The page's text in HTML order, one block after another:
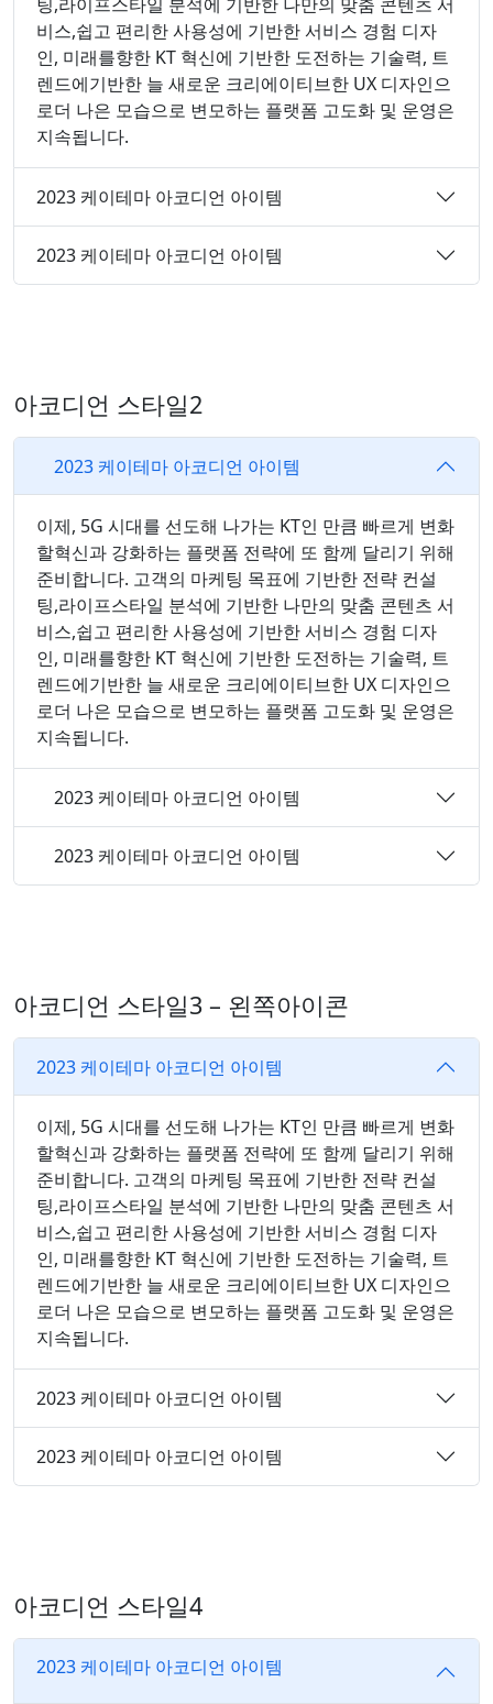
비스,쉽고 편리한 사용성에 기반한 서비스 경험 디자
인, 미래를향한 KT 혁신에 기반한 도전하는 기술력, 트
렌드에기반한 늘 새로운 크리에이티브한 UX 디자인으
로더 나은 모습으로 변모하는 플랫폼 고도화 및 운영은
지속됩니다.
2023 케이테마 아코디언 아이템
2023 케이테마 아코디언 아이템
아코디언 스타일2
2023 케이테마 아코디언 아이템
이제, 5G 시대를 선도해 나가는 KT인 만큼 빠르게 변화
할혁신과 강화하는 플랫폼 전략에 또 함께 달리기 위해
준비합니다. 고객의 마케팅 목표에 기반한 전략 컨설
팅,라이프스타일 분석에 기반한 나만의 맞춤 콘텐츠 서
비스,쉽고 편리한 사용성에 기반한 서비스 경험 디자
인, 미래를향한 KT 혁신에 기반한 도전하는 기술력, 트
렌드에기반한 늘 새로운 크리에이티브한 UX 디자인으
로더 나은 모습으로 변모하는 플랫폼 고도화 및 운영은
지속됩니다.
2023 케이테마 아코디언 아이템
2023 케이테마 아코디언 아이템
아코디언 스타일3 – 왼쪽아이콘
2023 케이테마 아코디언 아이템
이제, 5G 시대를 선도해 나가는 KT인 만큼 빠르게 변화
할혁신과 강화하는 플랫폼 전략에 또 함께 달리기 위해
준비합니다. 고객의 마케팅 목표에 기반한 전략 컨설
팅,라이프스타일 분석에 기반한 나만의 맞춤 콘텐츠 서
비스,쉽고 편리한 사용성에 기반한 서비스 경험 디자
인, 미래를향한 KT 혁신에 기반한 도전하는 기술력, 트
렌드에기반한 늘 새로운 크리에이티브한 UX 디자인으
로더 나은 모습으로 변모하는 플랫폼 고도화 및 운영은
지속됩니다.
2023 케이테마 아코디언 아이템
2023 케이테마 아코디언 아이템
아코디언 스타일4
2023 케이테마 아코디언 아이템